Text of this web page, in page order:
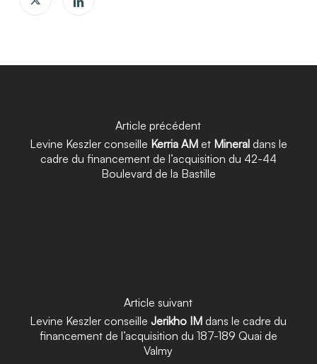
Article précédent
Levine Keszler conseille Kerria AMet Mineraldans le
cadre du financement de l’acquisition du 42-44
Boulevard de la Bastille
Article suivant
Levine Keszler conseilleJerikho IM dans le cadre du
financement de l’acquisition du 187-189 Quai de
Valmy